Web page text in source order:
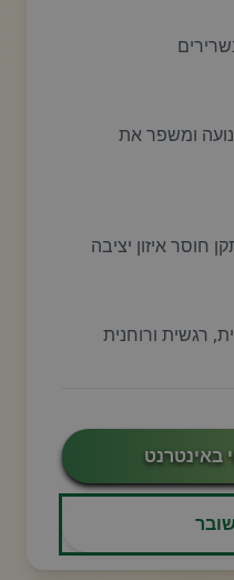
ומשפר את
חוסר איזון יציבה
רגשית ורוחנית
באינטרנט